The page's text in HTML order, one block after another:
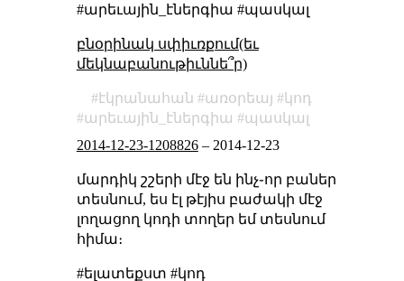
#արեւային_էներգիա #պասկալ
բնօրինակ սփիւռքում(եւ
մեկնաբանութիւննե՞ր)
էկրանահան առօրեայ
կոդ
արեւային_էներգիա
պասկալ
2014-12-23-1208826– 2014-12-23
մարդիկ շշերի մէջ են ինչ֊որ բաներ
տեսնում, ես էլ թէյիս բաժակի մէջ
լողացող կոդի տողեր եմ տեսնում
հիմա։
#ելատեքստ #կոդ